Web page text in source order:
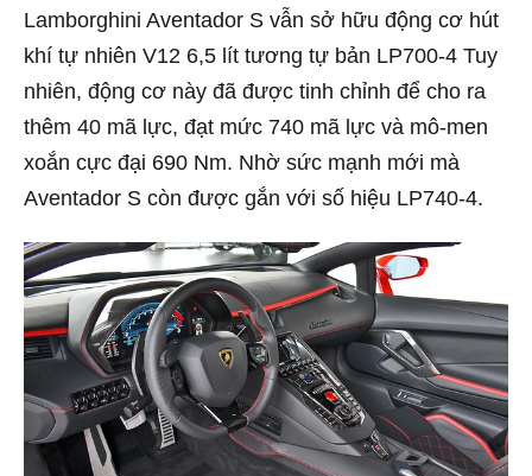
Lamborghini Aventador S vẫn sở hữu động cơ hút
khí tự nhiên V12 6,5 lít tương tự bản LP700-4 Tuy
nhiên, động cơ này đã được tinh chỉnh để cho ra
thêm 40 mã lực, đạt mức 740 mã lực và mô-men
xoắn cực đại 690 Nm. Nhờ sức mạnh mới mà
Aventador S còn được gắn với số hiệu LP740-4.